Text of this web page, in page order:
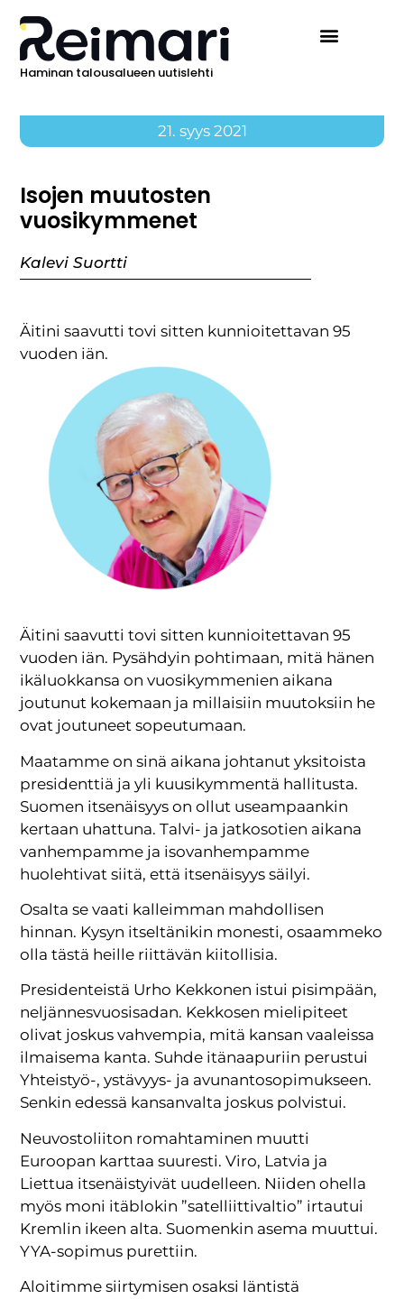
Haminan talousalueen uutislehti
21. syys 2021
Isojen muutosten
vuosikymmenet
Kalevi Suortti
Äitini saavutti tovi sitten kunnioitettavan 95
vuoden iän.
Äitini saavutti tovi sitten kunnioitettavan 95
vuoden iän. Pysähdyin pohtimaan, mitä hänen
ikäluokkansa on vuosikymmenien aikana
joutunut kokemaan ja millaisiin muutoksiin he
ovat joutuneet sopeutumaan.
Maatamme on sinä aikana johtanut yksitoista
presidenttiä ja yli kuusikymmentä hallitusta.
Suomen itsenäisyys on ollut useampaankin
kertaan uhattuna. Talvi- ja jatkosotien aikana
vanhempamme ja isovanhempamme
huolehtivat siitä, että itsenäisyys säilyi.
Osalta se vaati kalleimman mahdollisen
hinnan. Kysyn itseltänikin monesti, osaammeko
olla tästä heille riittävän kiitollisia.
Presidenteistä Urho Kekkonen istui pisimpään,
neljännesvuosisadan. Kekkosen mielipiteet
olivat joskus vahvempia, mitä kansan vaaleissa
ilmaisema kanta. Suhde itänaapuriin perustui
Yhteistyö-, ystävyys- ja avunantosopimukseen.
Senkin edessä kansanvalta joskus polvistui.
Neuvostoliiton romahtaminen muutti
Euroopan karttaa suuresti. Viro, Latvia ja
Liettua itsenäistyivät uudelleen. Niiden ohella
myös moni itäblokin ”satelliittivaltio” irtautui
Kremlin ikeen alta. Suomenkin asema muuttui.
YYA-sopimus purettiin.
Aloitimme siirtymisen osaksi läntistä